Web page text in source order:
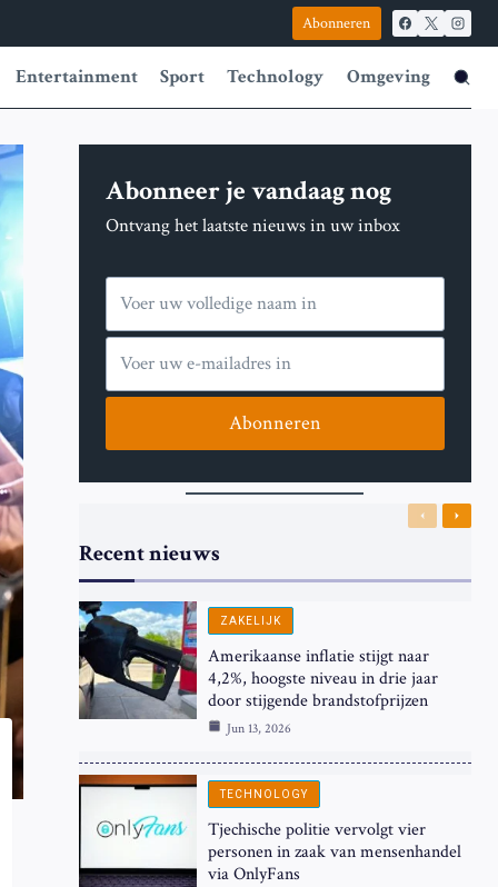
Abonneren
Entertainment Sport Technology Omgeving
Abonneer je vandaag nog
Ontvang het laatste nieuws in uw inbox
Abonneren
Recent nieuws
Previous
Next
ZAKELIJK
Amerikaanse inflatie stijgt naar
4,2%, hoogste niveau in drie jaar
door stijgende brandstofprijzen
Jun 13, 2026
TECHNOLOGY
Tjechische politie vervolgt vier
personen in zaak van mensenhandel
via OnlyFans